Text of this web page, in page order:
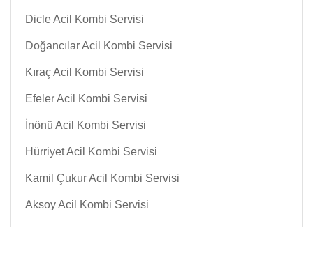
Dicle Acil Kombi Servisi
Doğancılar Acil Kombi Servisi
Kıraç Acil Kombi Servisi
Efeler Acil Kombi Servisi
İnönü Acil Kombi Servisi
Hürriyet Acil Kombi Servisi
Kamil Çukur Acil Kombi Servisi
Aksoy Acil Kombi Servisi